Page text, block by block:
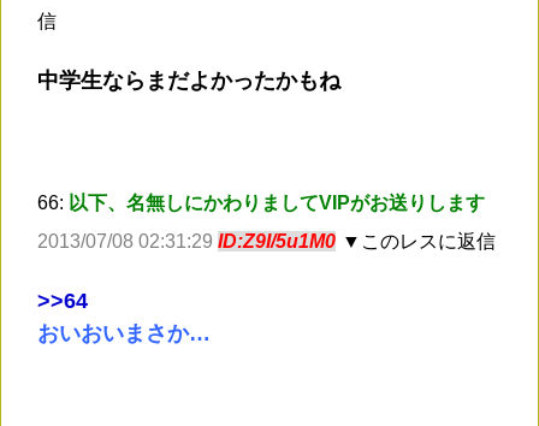
信
中学生ならまだよかったかもね
66: 以下、名無しにかわりましてVIPがお送りします
2013/07/08 02:31:29 ID:Z9I/5u1M0 ▼このレスに返信
>>64
おいおいまさか…